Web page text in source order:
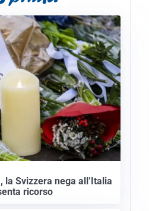
Svizzera nega all’Italia
ricorso